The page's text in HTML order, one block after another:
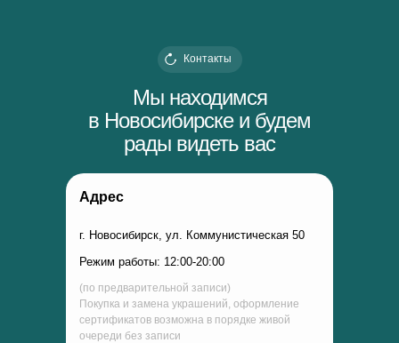
Мы находимся
в Новосибирске и будем
рады видеть вас
Контакты
Адрес
г. Новосибирск, ул. Коммунистическая 50
Режим работы: 12:00-20:00
(по предварительной записи)
Покупка и замена украшений, оформление
сертификатов возможна в порядке живой
очереди без записи